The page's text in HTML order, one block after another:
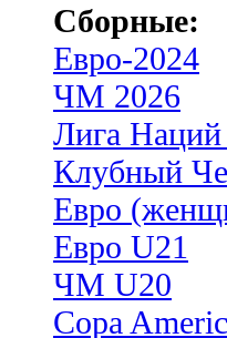
Сборные:
Евро-2024
ЧМ 2026
Лига
Клубный
Евро
Евро U21
ЧМ U20
Copa